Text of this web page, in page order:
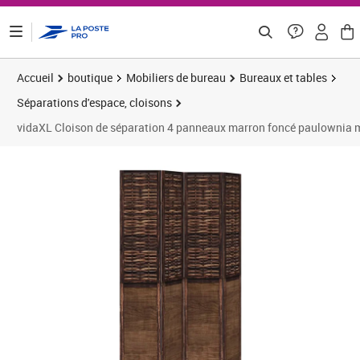
Accueil boutique Mobiliers de bureau
Bureaux et tables
Séparations d'espace, cloisons
vidaXL Cloison de séparation 4 panneaux marron foncé paulownia